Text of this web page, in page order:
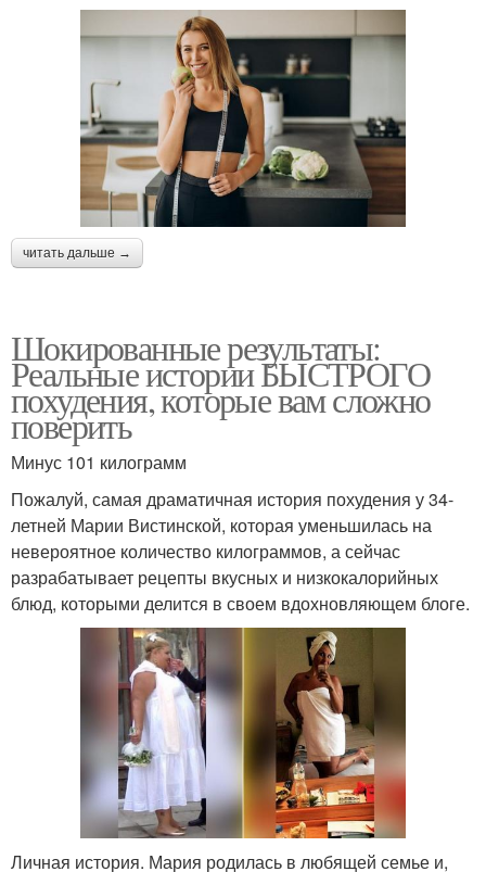
читать дальше →
Шокированные результаты:
Реальные истории БЫСТРОГО
похудения, которые вам сложно
поверить
Минус 101 килограмм
Пожалуй, самая драматичная история похудения у 34-
летней Марии Вистинской, которая уменьшилась на
невероятное количество килограммов, а сейчас
разрабатывает рецепты вкусных и низкокалорийных
блюд, которыми делится в своем вдохновляющем блоге.
Личная история. Мария родилась в любящей семье и,